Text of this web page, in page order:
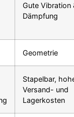
Gute Vibration
Dämpfung
Geometrie
Stapelbar,
Versand- und
Lagerkosten